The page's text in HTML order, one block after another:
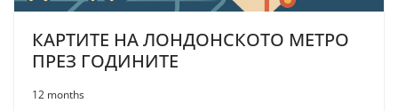
КАРТИТЕ НА ЛОНДОНСКОТО МЕТРО
ПРЕЗ ГОДИНИТЕ
12 months